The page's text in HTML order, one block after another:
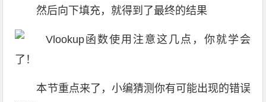
然后向下填充，就得到了最终的结果
本节重点来了，小编猜测你有可能出现的错误